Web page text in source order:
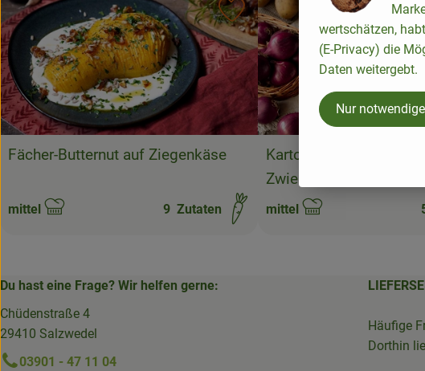
Fächer-Butternut auf Ziegenkäse
Schwierigkeit:
mittel 9 Zutaten
Rezept zu Favouriten
Kartoffelkuchen mit
Zwiebeln
Schwierigkeit:
mittel
Du hast eine Frage? Wir helfen gerne:
Chüdenstraße 4
29410 Salzwedel
03901 - 47 11 04
Häufige
Dorthin
wertschätzen,
(E-Privacy) die
Daten weitergebt.
Nur